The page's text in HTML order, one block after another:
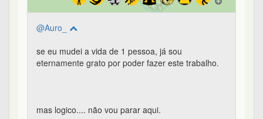
@Auro_
se eu mudei a vida de 1 pessoa, já sou
eternamente grato por poder fazer este trabalho.
mas logico.... não vou parar aqui.